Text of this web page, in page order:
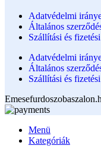
Adatvédelmi
Általános
Szállítási és
Adatvédelmi
Általános
Szállítási és
Menü
Kategóriák